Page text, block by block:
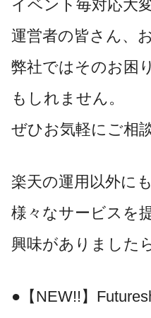
イベント毎対応大
運営者の皆さん、
弊社ではそのお困
もしれません。
ぜひお気軽にご相
楽天の運用以外に
様々なサービスを
興味がありました
●【NEW!!】